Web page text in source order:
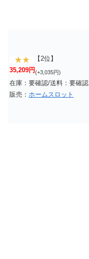
【2位】
35,209円(+3,035円)
在庫：要確認/送料：要確認
販売： ホームスロット